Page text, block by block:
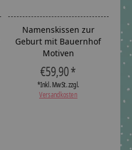
Namenskissen zur
Geburt mit Bauernhof
Motiven
€59,90 *
*Inkl. MwSt. zzgl.
Versandkosten